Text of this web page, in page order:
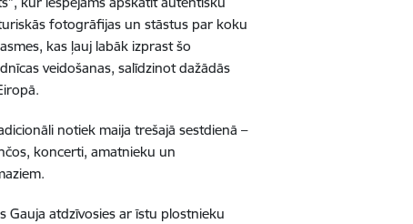
fotogrāfijas un stāstus par koku
kas ļauj labāk izprast šo
veidošanas, salīdzinot dažādās
notiek maija trešajā sestdienā –
koncerti, amatnieku un
Gauja atdzīvosies ar īstu plostnieku